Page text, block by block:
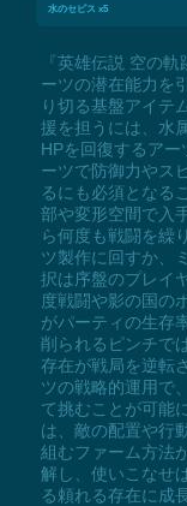
水のセピス x5
『英雄伝説 空の
ーツの潜在能力を
り切る基盤アイテ
援を担うには、水
HPを回復するア
ーツで防御力やス
るにも必須となる
部や変形空間で入
ら何度も戦闘を繰
ツ製作に回すか、
択は序盤のプレイ
度戦闘や影の国の
がパーティの生存
削られるピンチで
存在が戦局を逆転
ツの戦略的運用で
て挑むことが可能
は、敵の配置や行
組むファーム方法
解し、使いこなせ
る頼れる存在に成